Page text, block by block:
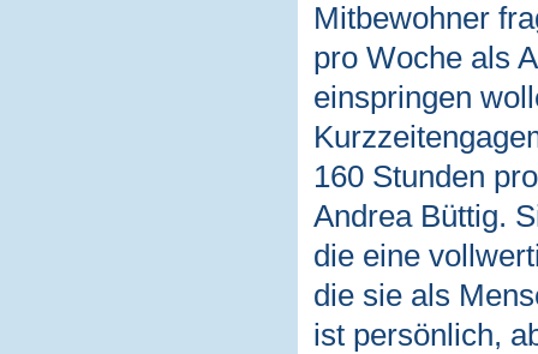
Mitbewohner
pro Woche als
einspringen
160 Stunden
Andrea Büttig.
die eine
die sie als
ist persönlich,